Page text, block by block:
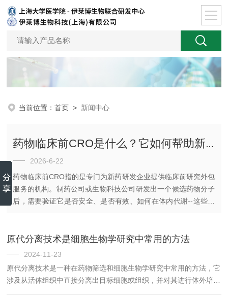
当前位置：首页 > 新闻中心
药物临床前CRO是什么？它如何帮助新药从实验室走向人体试验？
2026-6-22
药物临床前CRO指的是专门为新药研发企业提供临床前研究外包
服务的机构。制药公司或生物科技公司研发出一个候选药物分子
后，需要验证它是否安全、是否有效、如何在体内代谢--这些工
原代分离技术是细胞生物学研究中常用的方法
2024-11-23
原代分离技术是一种在药物筛选和细胞生物学研究中常用的方法，它
涉及从活体组织中直接分离出目标细胞或组织，并对其进行体外培